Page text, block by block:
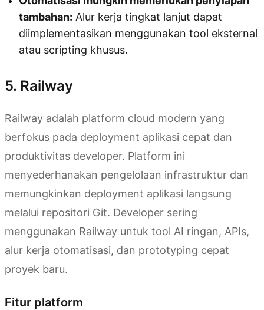
tambahan: Alur kerja tingkat lanjut dapat
diimplementasikan menggunakan tool eksternal
atau scripting khusus.
5. Railway
Railway adalah platform cloud modern yang
berfokus pada deployment aplikasi cepat dan
produktivitas developer. Platform ini
menyederhanakan pengelolaan infrastruktur dan
memungkinkan deployment aplikasi langsung
melalui repositori Git. Developer sering
menggunakan Railway untuk tool AI ringan, APIs,
alur kerja otomatisasi, dan prototyping cepat
proyek baru.
Fitur platform